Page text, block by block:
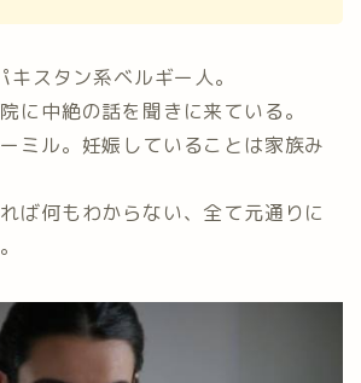
スタン系ベルギー人。
に中絶の話を聞きに来ている。
ミル。妊娠していることは家族み
ば何もわからない、全て元通りに